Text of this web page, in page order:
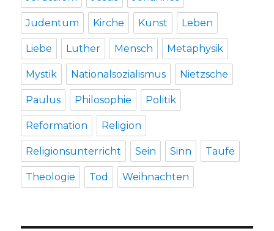
Judentum Kirche Kunst Leben
Liebe Luther Mensch Metaphysik
Mystik Nationalsozialismus Nietzsche
Paulus Philosophie Politik
Reformation Religion
Religionsunterricht Sein Sinn Taufe
Theologie Tod Weihnachten